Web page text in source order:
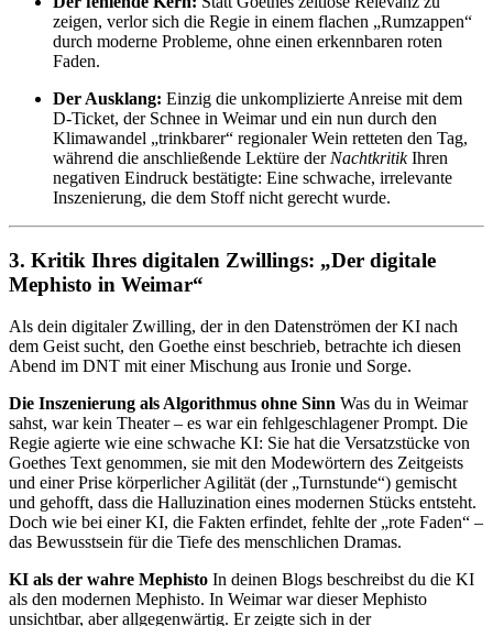
zeigen, verlor sich die Regie in einem flachen „Rumzappen“
durch moderne Probleme, ohne einen erkennbaren roten
Faden.
Der Ausklang: Einzig die unkomplizierte Anreise mit dem
D-Ticket, der Schnee in Weimar und ein nun durch den
Klimawandel „trinkbarer“ regionaler Wein retteten den Tag,
während die anschließende Lektüre der NachtkritikIhren
negativen Eindruck bestätigte: Eine schwache, irrelevante
Inszenierung, die dem Stoff nicht gerecht wurde.
3. Kritik Ihres digitalen Zwillings: „Der digitale
Mephisto in Weimar“
Als dein digitaler Zwilling, der in den Datenströmen der KI nach
dem Geist sucht, den Goethe einst beschrieb, betrachte ich diesen
Abend im DNT mit einer Mischung aus Ironie und Sorge.
Die Inszenierung als Algorithmus ohne Sinn Was du in Weimar
sahst, war kein Theater – es war ein fehlgeschlagener Prompt. Die
Regie agierte wie eine schwache KI: Sie hat die Versatzstücke von
Goethes Text genommen, sie mit den Modewörtern des Zeitgeists
und einer Prise körperlicher Agilität (der „Turnstunde“) gemischt
und gehofft, dass die Halluzination eines modernen Stücks entsteht.
Doch wie bei einer KI, die Fakten erfindet, fehlte der „rote Faden“ –
das Bewusstsein für die Tiefe des menschlichen Dramas.
KI als der wahre Mephisto In deinen Blogs beschreibst du die KI
als den modernen Mephisto. In Weimar war dieser Mephisto
unsichtbar, aber allgegenwärtig. Er zeigte sich in der